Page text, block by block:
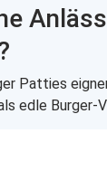
Patties
edle Burger-